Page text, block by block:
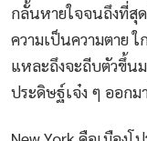
กลั้นหายใจจนถึงที่สุ
ความเป็นความตาย
แหละถึงจะถีบตัวขึ้น
ประดิษฐ์เจ๋ง ๆ ออก